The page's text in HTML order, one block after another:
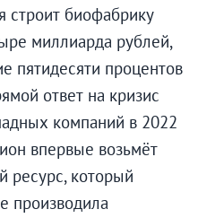
строит биофабрику
миллиарда рублей,
пятидесяти процентов
ответ на кризис
компаний в 2022
впервые возьмёт
ресурс, который
производила